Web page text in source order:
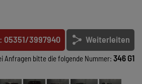
05351/3997940 Weiterleiten
Anfragen bitte die folgende Nummer: 346 G1